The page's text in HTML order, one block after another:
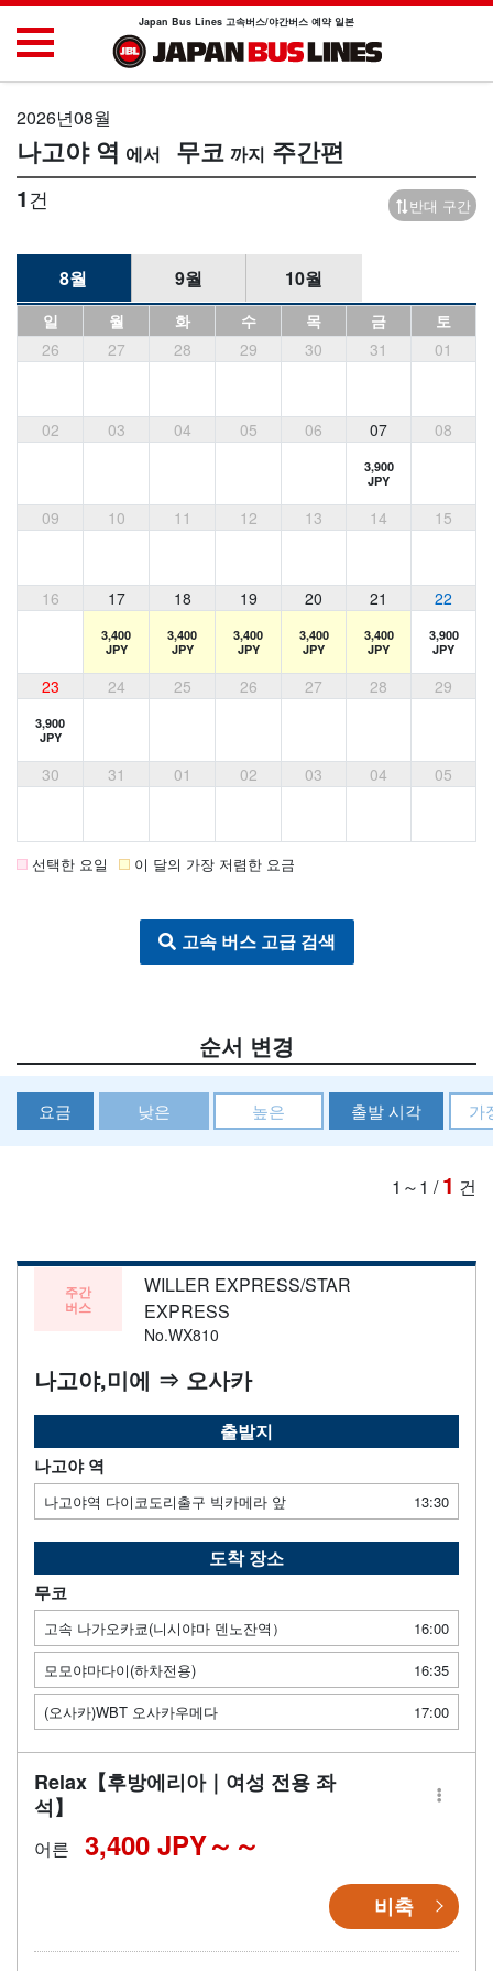
Japan Bus Lines 고속버스/야간버스 예약 일본
2026년08월
나고야 역 무코 주간편
1건 반대 구간
8월 9월 10월
일 월 화 수 목 금
토
26
27 28 29 30 31 01
02 03 04 05 06 07 08
3,900
JPY
09 10 11 12 13 14 15
16 17 18 19 20 21 22
3,400
JPY
3,400
JPY
3,400
JPY
3,400
JPY
3,400
JPY
3,900
JPY
23 24 25 26 27 28 29
3,900
JPY
30 31 01 02 03 04 05
선택한 요일 이 달의 가장 저렴한 요금
고속 버스 고급 검색
순서 변경
요금 낮은 높은 출발 시각 가
1～1 /1 건
주간
버스
WILLER EXPRESS/STAR
EXPRESS
No.WX810
나고야,미에 ⇒ 오사카
출발지
나고야 역
나고야역 다이코도리출구 빅카메라 앞 13:30
도착 장소
무코
고속 나가오카쿄(니시야마 덴노잔역）
16:00
모모야마다이(하차전용)
16:35
(오사카)WBT 오사카우메다
17:00
Relax【후방에리아｜여성 전용 좌
석】
어른 3,400 JPY～
비축